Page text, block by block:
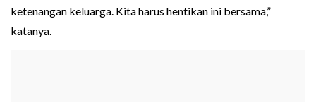
ketenangan keluarga. Kita harus hentikan ini bersama,”
katanya.